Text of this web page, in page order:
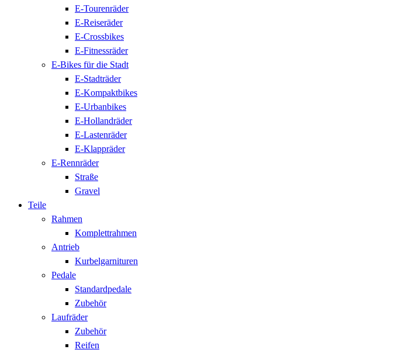
E-Tourenräder
E-Reiseräder
E-Crossbikes
E-Fitnessräder
E-Bikes für die Stadt
E-Stadträder
E-Kompaktbikes
E-Urbanbikes
E-Hollandräder
E-Lastenräder
E-Klappräder
E-Rennräder
Straße
Gravel
Teile
Rahmen
Komplettrahmen
Antrieb
Kurbelgarnituren
Pedale
Standardpedale
Zubehör
Laufräder
Zubehör
Reifen